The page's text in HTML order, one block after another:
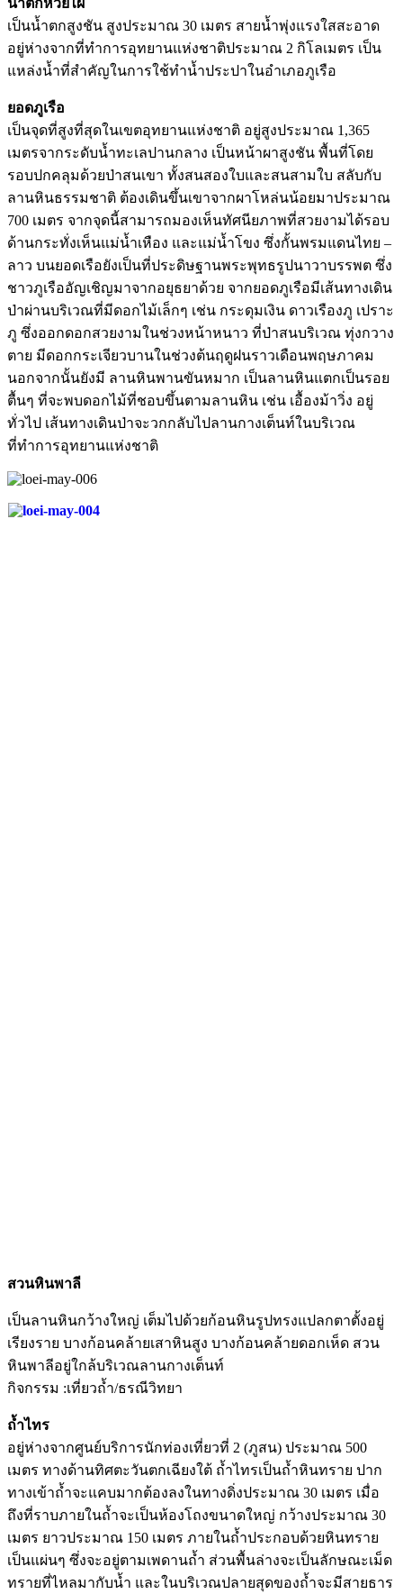
น้ำตกห้วยไผ่
เป็นน้ำตกสูงชัน สูงประมาณ 30 เมตร สายน้ำพุ่งแรงใสสะอาด
อยู่ห่างจากที่ทำการอุทยานแห่งชาติประมาณ 2 กิโลเมตร เป็น
แหล่งน้ำที่สำคัญในการใช้ทำน้ำประปาในอำเภอภูเรือ
ยอดภูเรือ
เป็นจุดที่สูงที่สุดในเขตอุทยานแห่งชาติ อยู่สูงประมาณ 1,365
เมตรจากระดับน้ำทะเลปานกลาง เป็นหน้าผาสูงชัน พื้นที่โดย
รอบปกคลุมด้วยป่าสนเขา ทั้งสนสองใบและสนสามใบ สลับกับ
ลานหินธรรมชาติ ต้องเดินขึ้นเขาจากผาโหล่นน้อยมาประมาณ
700 เมตร จากจุดนี้สามารถมองเห็นทัศนียภาพที่สวยงามได้รอบ
ด้านกระทั่งเห็นแม่น้ำเหือง และแม่น้ำโขง ซึ่งกั้นพรมแดนไทย –
ลาว บนยอดเรือยังเป็นที่ประดิษฐานพระพุทธรูปนาวาบรรพต ซึ่ง
ชาวภูเรืออัญเชิญมาจากอยุธยาด้วย จากยอดภูเรือมีเส้นทางเดิน
ป่าผ่านบริเวณที่มีดอกไม้เล็กๆ เช่น กระดุมเงิน ดาวเรืองภู เปราะ
ภู ซึ่งออกดอกสวยงามในช่วงหน้าหนาว ที่ป่าสนบริเวณ ทุ่งกวาง
ตาย มีดอกกระเจียวบานในช่วงต้นฤดูฝนราวเดือนพฤษภาคม
นอกจากนั้นยังมี ลานหินพานขันหมาก เป็นลานหินแตกเป็นรอย
ตื้นๆ ที่จะพบดอกไม้ที่ชอบขึ้นตามลานหิน เช่น เอื้องม้าวิ่ง อยู่
ทั่วไป เส้นทางเดินป่าจะวกกลับไปลานกางเต็นท์ในบริเวณ
ที่ทำการอุทยานแห่งชาติ
สวนหินพาลี
เป็นลานหินกว้างใหญ่ เต็มไปด้วยก้อนหินรูปทรงแปลกตาตั้งอยู่
เรียงราย บางก้อนคล้ายเสาหินสูง บางก้อนคล้ายดอกเห็ด สวน
หินพาลีอยู่ใกล้บริเวณลานกางเต็นท์
กิจกรรม :เที่ยวถ้ำ/ธรณีวิทยา
ถ้ำไทร
อยู่ห่างจากศูนย์บริการนักท่องเที่ยวที่ 2 (ภูสน) ประมาณ 500
เมตร ทางด้านทิศตะวันตกเฉียงใต้ ถ้ำไทรเป็นถ้ำหินทราย ปาก
ทางเข้าถ้ำจะแคบมากต้องลงในทางดิ่งประมาณ 30 เมตร เมื่อ
ถึงที่ราบภายในถ้ำจะเป็นห้องโถงขนาดใหญ่ กว้างประมาณ 30
เมตร ยาวประมาณ 150 เมตร ภายในถ้ำประกอบด้วยหินทราย
เป็นแผ่นๆ ซึ่งจะอยู่ตามเพดานถ้ำ ส่วนพื้นล่างจะเป็นลักษณะเม็ด
ทรายที่ไหลมากับน้ำ และในบริเวณปลายสุดของถ้ำจะมีสายธาร